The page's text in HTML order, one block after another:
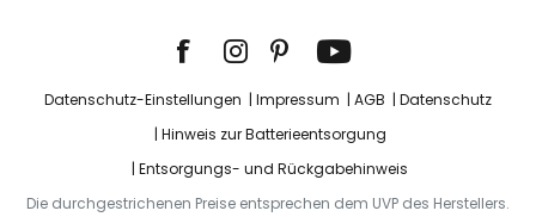
Datenschutz-Einstellungen Impressum AGB
Datenschutz
Hinweis zur Batterieentsorgung
Entsorgungs- und Rückgabehinweis
Die durchgestrichenen Preise entsprechen dem UVP des Herstellers.